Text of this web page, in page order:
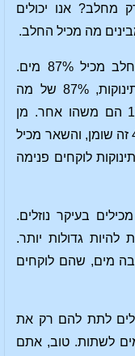
מחלב? אנו יכולים
מה מכיל החלב.
בדרך כלל איננו שמים לב לכך שהחלב מכיל 87% מים.
במילים אחרות, כשאנו שותים חלב כתינוקות, 87% של מה
שאנו מכניסים פנימה זה מים ורק 13% הם משהו אחר. מן
ה-13% הנותרים 4.5% זה חלבון. עוד 4% זה שומן, והשאר מכיל
לוקחים פנימה
בעיקר נוזלים.
להיות גדולות יותר.
מים, שהם לוקחים
לתת להם רק את
לשתות. טוב, אתם